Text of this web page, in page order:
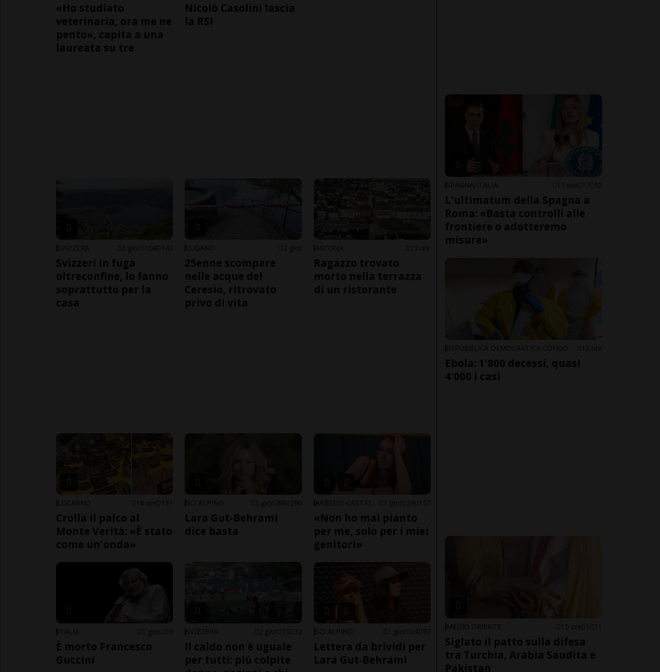
«Ho studiato
veterinaria, ora me ne
pento», capita a una
laureata su tre
Nicolò Casolini lascia
la RSI
SVIZZERA 2 gior 104 143
Svizzeri in fuga
oltreconfine, lo fanno
soprattutto per la
casa
LUGANO 2 gior
25enne scompare
nelle acque del
Ceresio, ritrovato
privo di vita
ASCONA 13 ore
Ragazzo trovato
morto nella terrazza
di un ristorante
LOCARNO 16 ore 131
Crolla il palco al
Monte Verità: «È stato
come un'onda»
SCI ALPINO 2 gior 68 290
Lara Gut-Behrami
dice basta
1 gior 24 157
«Non ho mai pianto
per me, solo per i miei
genitori»
ITALIA 1 gior 19
È morto Francesco
Guccini
SVIZZERA 2 gior 15 32
Il caldo non è uguale
per tutti: più colpite
SCI ALPINO 1 gior 24 97
Lettera da brividi per
Lara Gut-Behrami
SPAGNA/ITALIA 13 ore 17 52
L'ultimatum della Spagna a
Roma: «Basta controlli alle
frontiere o adotteremo
misure»
REPUBBLICA DEMOCRATICA CONGO 13 ore
Ebola: 1'800 decessi, quasi
4'000 i casi
MEDIO ORIENTE 15 ore 1 11
Siglato il patto sulla difesa
tra Turchia, Arabia Saudita e
Pakistan